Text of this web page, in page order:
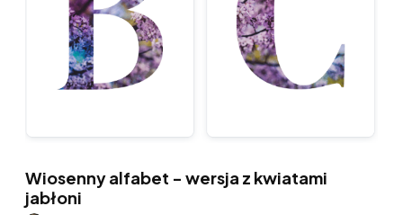
Wiosenny alfabet - wersja z kwiatami
jabłoni